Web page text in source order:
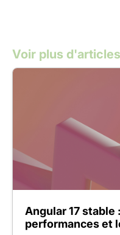
Voir plus d'articles
Angular 17 stable
performances et